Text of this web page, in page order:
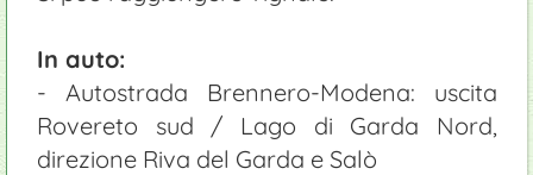
In auto:
- Autostrada Brennero-Modena: uscita
Rovereto sud / Lago di Garda Nord,
direzione Riva del Garda e Salò